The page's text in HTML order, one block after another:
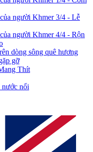
người Khmer 3/4 - Lễ
người Khmer 4/4 - Rộn
dòng sông quê hương
gỡ
Thít
nước nổi